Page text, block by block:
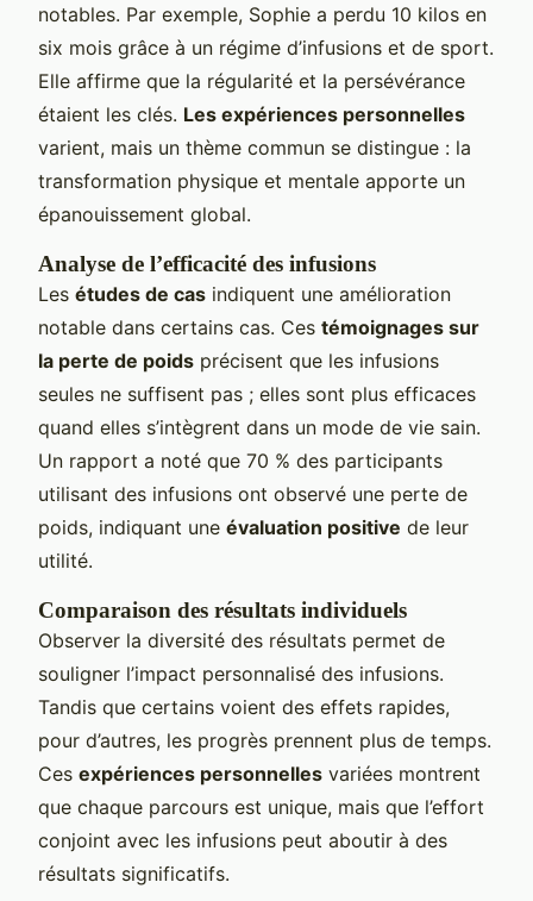
notables. Par exemple, Sophie a perdu 10 kilos en
six mois grâce à un régime d’infusions et de sport.
Elle affirme que la régularité et la persévérance
étaient les clés. Les expériences personnelles
varient, mais un thème commun se distingue : la
transformation physique et mentale apporte un
épanouissement global.
Analyse de l’efficacité des infusions
Les études de cas indiquent une amélioration
notable dans certains cas. Ces témoignages sur
la perte de poids précisent que les infusions
seules ne suffisent pas ; elles sont plus efficaces
quand elles s’intègrent dans un mode de vie sain.
Un rapport a noté que 70 % des participants
utilisant des infusions ont observé une perte de
poids, indiquant une évaluation positive de leur
utilité.
Comparaison des résultats individuels
Observer la diversité des résultats permet de
souligner l’impact personnalisé des infusions.
Tandis que certains voient des effets rapides,
pour d’autres, les progrès prennent plus de temps.
Ces expériences personnelles variées montrent
que chaque parcours est unique, mais que l’effort
conjoint avec les infusions peut aboutir à des
résultats significatifs.